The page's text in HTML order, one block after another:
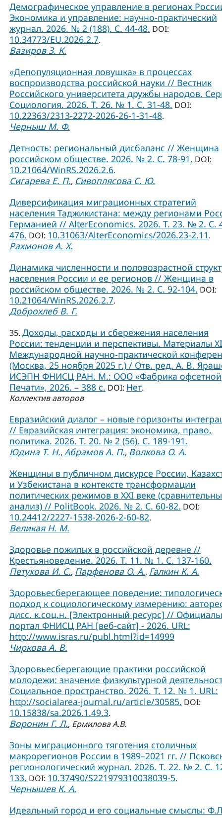
Демографическое управление в регионах
Экономика и управление: научно-практический
журнал. 2026. № 2 (188). С. 44-48. DOI:
10.34773/EU.2026.2.7.
Вазиров З. К.
«Депопуляционная ловушка» в процессах
воспроизводства российской науки // Вестник
Российского университета дружбы народов.
Социология. 2026. Т. 26. № 1. C. 31-48. DOI:
10.22363/2313-2272-2026-26-1-31-48.
Черныш М. Ф.
Детность: региональный дисбаланс // Женщина
российском обществе. 2026. № 2. С. 78-91. DOI:
10.21064/WinRS.2026.2.6.
Сигарева Е. П., Сивоплясова С. Ю.
Диверсификация миграционных стратегий
населения Таджикистана: между регионами
Германией // AlterEconomics. 2026. Т. 23. № 2. С.
476. DOI: 10.31063/AlterEconomics/2026.23-2.11.
Рахмонов А. Х.
Динамика численности и половозрастной
населения России и ее регионов // Женщина в
российском обществе. 2026. № 2. С. 92-104. DOI:
10.21064/WinRS.2026.2.7.
Доброхлеб В. Г.
35. Доходы, расходы и сбережения населения
России: тенденции и перспективы. Материалы XI
Международной научно-практической
(Москва, 25 ноября 2025 г.) / Отв. ред. А. В.
ИСЭПН ФНИСЦ РАН. М.: ООО «Фабрика офсетной
Печати», 2026. – 388 с. DOI: Нет.
Коллектив авторов
Евразийский диалог – новые горизонты
// Евразийская интеграция: экономика, право,
политика. 2026. Т. 20. № 2 (56). С. 189-191.
Юдина Т. Н., Абрамов А. П., Волкова О. А.
Женщины в публичном дискурсе России,
и Узбекистана в контексте трансформации
политических режимов в XXI веке
анализ) // PolitBook. 2026. № 2. С. 60-82. DOI:
10.24412/2227-1538-2026-2-60-82.
Великая Н. М.
Здоровье пожилых в российской деревне //
Крестьяноведение. 2026. Т. 11. № 1. С. 137-160.
Петухова И. С., Парфенова О. А., Галкин К. А.
Здоровьесберегающее поведение:
подход к социологическому измерению:
дисс. к.соц.н. [Электронный ресурс] //
портал ФНИСЦ РАН [веб-сайт] - 2026. URL:
http://www.isras.ru/publ.html?id=14999
Чиркова А. В.
Здоровьесберегающие практики российской
молодежи: значение физкультурной
Социальное пространство. 2026. Т. 12. № 1. URL:
http://socialarea-journal.ru/article/30585. DOI:
10.15838/sa.2026.1.49.3.
Воронин Г. Л., Ермилова А.В.
Зоны миграционного тяготения столичных
макрорегионов России в 1989–2021 гг. //
регионологический журнал. 2026. Т. 22. № 2. С.
133. DOI: 10.37490/S221979310038039-5.
Чернышев К. А.
Идеальный город и его социальные смыслы: